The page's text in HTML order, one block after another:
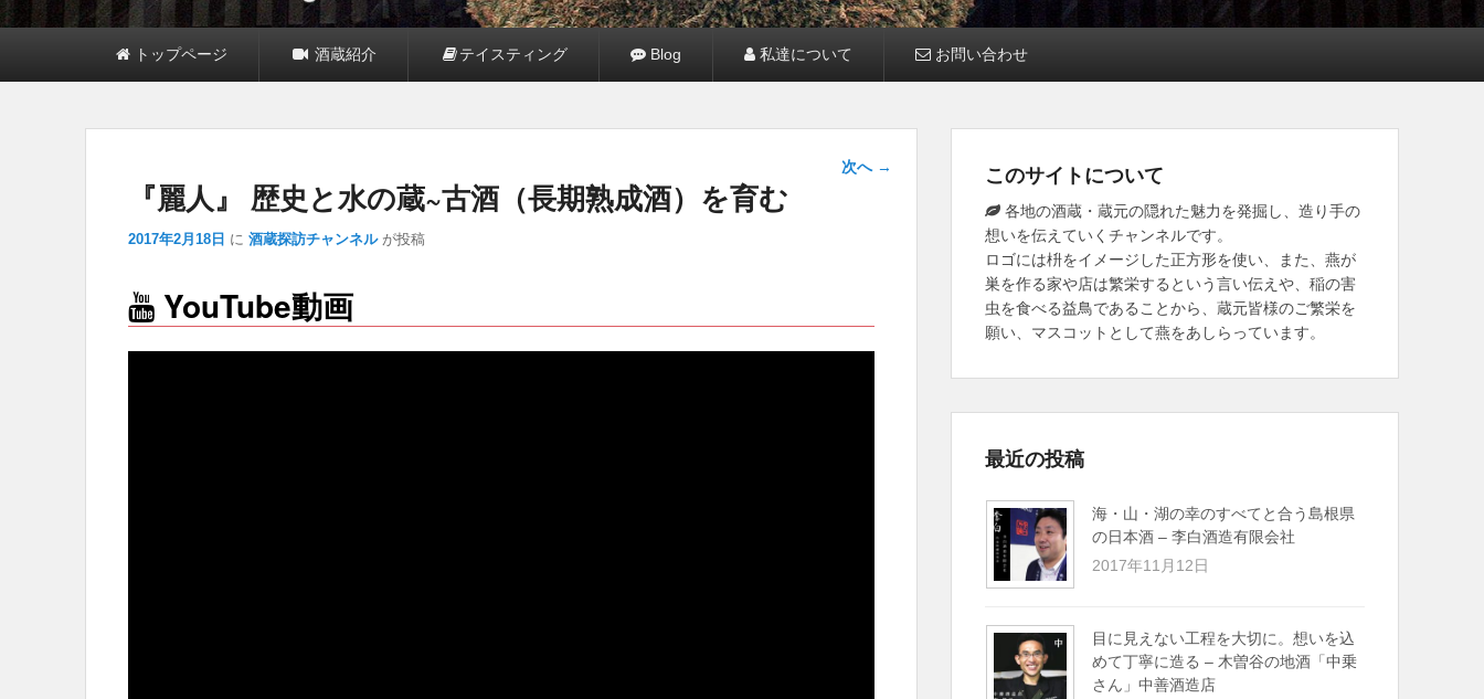
ン
トップページ 酒蔵紹介 テイスティング Blog 私達について お問い合わせ
投稿ナ
ビゲー
次へ →
『麗人』 歴史と水の蔵~古酒（長期熟成酒）を育む
2017年2月18日 に 酒蔵探訪チャンネル が投稿
YouTube動画
このサイトについて
各地の酒蔵・蔵元の隠れた魅力を発掘し、造り手の
想いを伝えていくチャンネルです。
ロゴには枡をイメージした正方形を使い、また、燕が
巣を作る家や店は繁栄するという言い伝えや、稲の害
虫を食べる益鳥であることから、蔵元皆様のご繁栄を
願い、マスコットとして燕をあしらっています。
最近の投稿
海・山・湖の幸のすべてと合う島根県
の日本酒 – 李白酒造有限会社
2017年11月12日
目に見えない工程を大切に。想いを込
めて丁寧に造る – 木曽谷の地酒「中乗
さん」中善酒造店